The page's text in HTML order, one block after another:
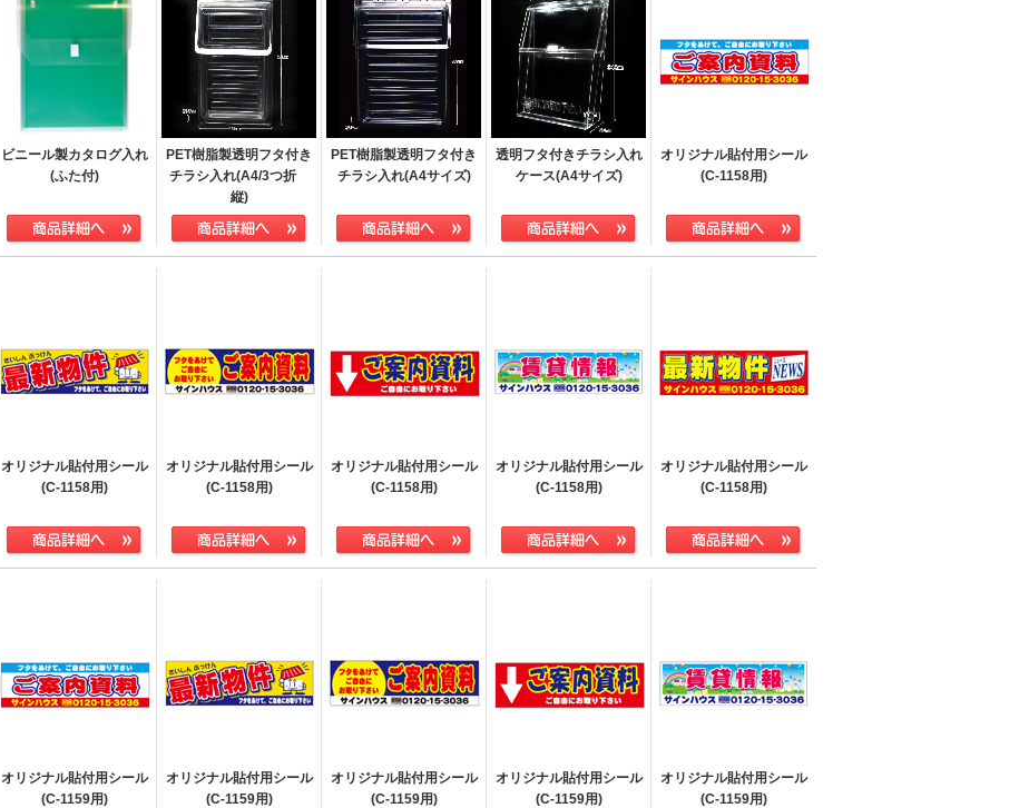
ビニール製カタログ入れ
(ふた付)
PET樹脂製透明フタ付き
チラシ入れ(A4/3つ折
縦)
PET樹脂製透明フタ付き
チラシ入れ(A4サイズ)
透明フタ付きチラシ入れ
ケース(A4サイズ)
オリジナル貼付用シール
(C-1158用)
オリジナル貼付用シール
(C-1158用)
オリジナル貼付用シール
(C-1158用)
オリジナル貼付用シール
(C-1158用)
オリジナル貼付用シール
(C-1158用)
オリジナル貼付用シール
(C-1158用)
オリジナル貼付用シール
(C-1159用)
オリジナル貼付用シール
(C-1159用)
オリジナル貼付用シール
(C-1159用)
オリジナル貼付用シール
(C-1159用)
オリジナル貼付用シール
(C-1159用)